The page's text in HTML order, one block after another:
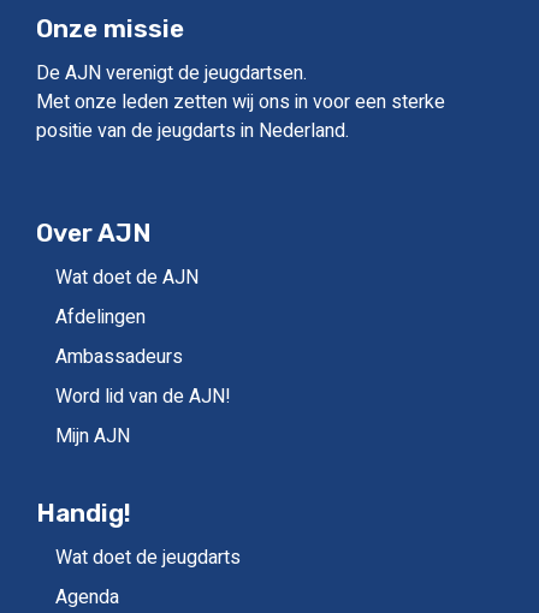
Onze missie
De AJN verenigt de jeugdartsen.
Met onze leden zetten wij ons in voor een sterke
positie van de jeugdarts in Nederland.
Over AJN
Wat doet de AJN
Afdelingen
Ambassadeurs
Word lid van de AJN!
Mijn AJN
Handig!
Wat doet de jeugdarts
Agenda